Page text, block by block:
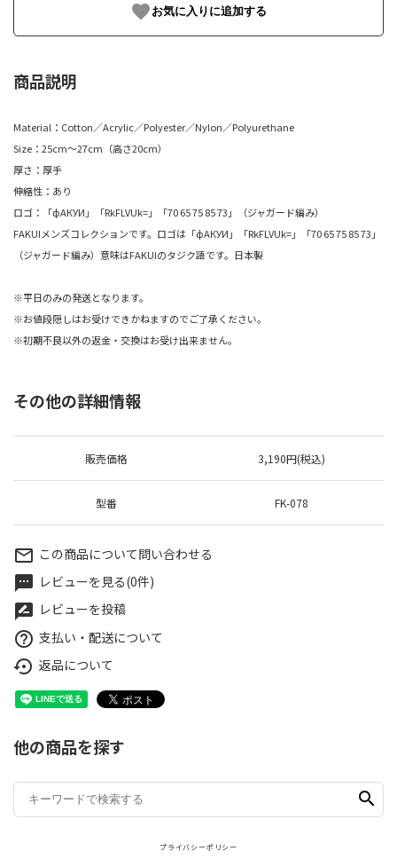
favorite お気に入りに追加する
商品説明
Material：Cotton／Acrylic／Polyester／Nylon／Polyurethane
Size：25cm～27cm（高さ20cm）
厚さ：厚手
伸縮性：あり
ロゴ：「фАКУИ」「RkFLVUk=」「70 65 75 85 73」（ジャガード編み）
FAKUIメンズコレクションです。ロゴは「фАКУИ」「RkFLVUk=」「70 65 75 85 73」
（ジャガード編み）意味はFAKUIのタジク語です。日本製
※平日のみの発送となります。
※お値段隠しはお受けできかねますのでご了承ください。
※初期不良以外の返金・交換はお受け出来ません。
その他の詳細情報
販売価格 3,190円(税込)
型番 FK-078
mail_outline この商品について問い合わせる
textsms レビューを見る(0件)
rate_review レビューを投稿
help_outline 支払い・配送について
settings_backup_restore 返品について
他の商品を探す
search
プライバシーポリシー